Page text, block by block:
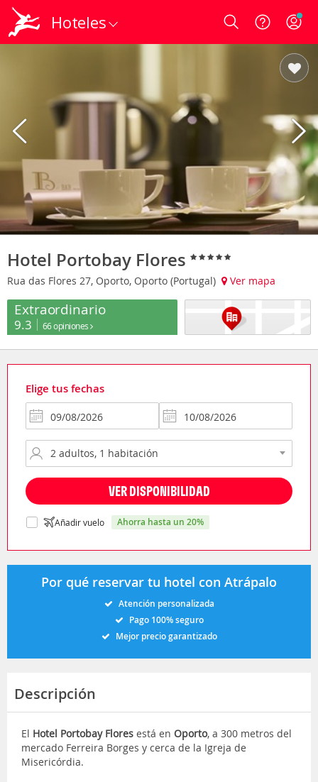
Hoteles Login
Hotel Portobay Flores
Rua das Flores 27, Oporto, Oporto (Portugal) Ver mapa
Extraordinario
9.3 66 opiniones
Elige tus fechas
VER DISPONIBILIDAD
Añadir vuelo ahorra hasta un 20%
Por qué reservar tu hotel con Atrápalo
Atención personalizada
Pago 100% seguro
Mejor precio garantizado
Descripción
El Hotel Portobay Flores está en Oporto, a 300 metros del
mercado Ferreira Borges y cerca de la Igreja de
Misericórdia.